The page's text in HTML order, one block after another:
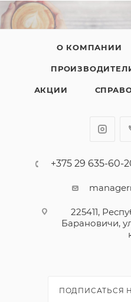
О КОМПАНИИ
АКЦИИ
+375 29 635-60-
225411,
Барановичи,
ПОДПИСАТЬСЯ